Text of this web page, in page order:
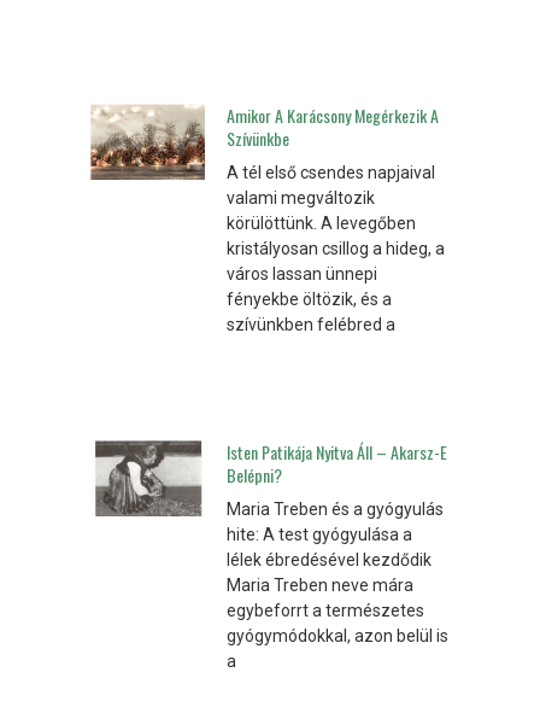
Amikor A Karácsony Megérkezik A
Szívünkbe
A tél első csendes napjaival
valami megváltozik
körülöttünk. A levegőben
kristályosan csillog a hideg, a
város lassan ünnepi
fényekbe öltözik, és a
szívünkben felébred a
Isten Patikája Nyitva Áll – Akarsz-E
Belépni?
Maria Treben és a gyógyulás
hite: A test gyógyulása a
lélek ébredésével kezdődik
Maria Treben neve mára
egybeforrt a természetes
gyógymódokkal, azon belül is
a